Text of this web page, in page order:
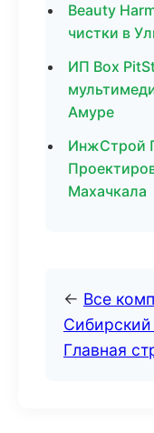
Beauty
чистки в
ИП Box
Амуре
ИнжСтрой
Махачкала
← Все
Главная